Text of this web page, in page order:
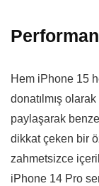
Hem iPhone 15
donatılmış
paylaşarak
dikkat çeken bir
zahmetsizce
iPhone 14 Pro